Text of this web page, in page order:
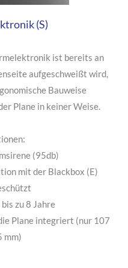
(S)
ist bereits an
aufgeschweißt wird,
Plane in keiner Weise.
(95db)
mit der Blackbox (E)
zu 8 Jahre